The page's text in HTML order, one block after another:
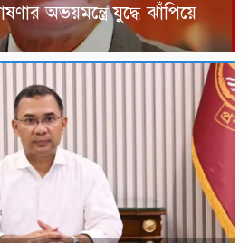
অভয়মন্ত্রে যুদ্ধে ঝাঁপিয়ে